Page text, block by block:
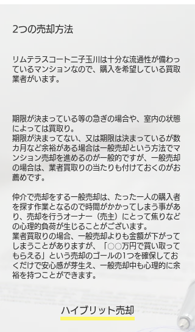
2つの売却方法
リムテラスコート二子玉川は十分な流通性が備わっ
ているマンションなので、購入を希望している買取
業者がいます。
期限が決まっている等の急ぎの場合や、室内の状態
によっては買取り。
期限が決まってない、又は期限は決まっているが数
カ月など余裕がある場合は一般売却という方法でマ
ンション売却を進めるのが一般的ですが、一般売却
の場合は、業者買取りの当たりも付けておくのがお
薦めです。
仲介で売却をする一般売却は、たった一人の購入者
を探す作業となるので時間がかかってしまう事があ
り、売却を行うオーナー（売主）にとって焦りなど
の心理的負荷が生じることがございます。
業者買取りの場合、一般売却よりも金額が下がって
しまうことがありますが、「〇〇万円で買い取って
もらえる」という売却のゴールの1つを確保してお
くだけで安心感が芽生え、一般売却中も心理的に余
裕を持つことができます。
ハイブリット売却